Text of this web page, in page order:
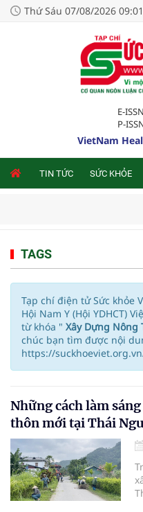
Thứ Sáu 07/08/2026 09:01
E-
P-
VietNam
TIN TỨC SỨC KHỎE
TAGS
Tạp chí điện tử Sức khỏe
Hội Nam Y (Hội YDHCT)
từ khóa " Xây Dựng Nông
chúc bạn tìm được nội
https://
Những cách làm
thôn mới tại Thái